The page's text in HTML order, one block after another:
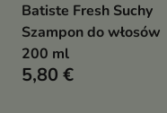
Batiste Fresh Suchy
Szampon do włosów
200 ml
5,80 €